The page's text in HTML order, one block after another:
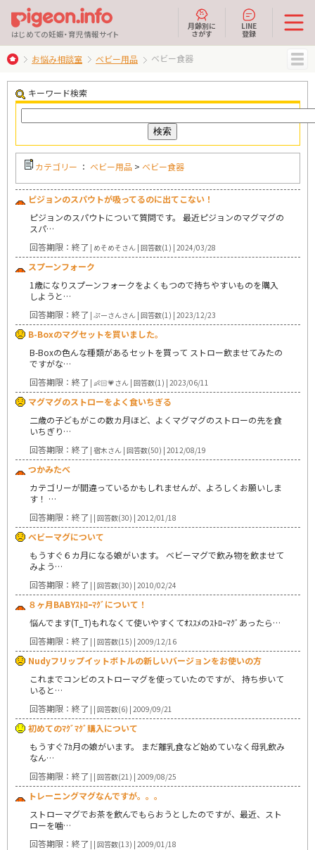
はじめての妊娠・育児情報サイト
月齢別に
さがす
LINE
登録
MENU
お悩み相談室 ベビー用品 ベビー食器
キーワード検索
カテゴリー ： ベビー用品 > ベビー食器
ピジョンのスパウトが吸ってるのに出てこない！
ピジョンのスパウトについて質問です。 最近ピジョンのマグマグの
スパ…
回答期限：終了 | めそめそさん | 回答数(1) | 2024/03/28
スプーンフォーク
1歳になりスプーンフォークをよくもつので持ちやすいものを購入
しようと…
回答期限：終了 | ぷーさんさん | 回答数(1) | 2023/12/23
B-Boxのマグセットを買いました。
B-Boxの色んな種類があるセットを買って ストロー飲ませてみたの
ですがな…
回答期限：終了 | 👶🏻💗さん | 回答数(1) | 2023/06/11
マグマグのストローをよく食いちぎる
二歳の子どもがこの数カ月ほど、よくマグマグのストローの先を食
いちぎり…
回答期限：終了 | 宿木さん | 回答数(50) | 2012/08/19
つかみたべ
カテゴリーが間違っているかもしれませんが、よろしくお願いしま
す！ …
回答期限：終了 | | 回答数(30) | 2012/01/18
ベビーマグについて
もうすぐ６カ月になる娘がいます。 ベビーマグで飲み物を飲ませて
みよう…
回答期限：終了 | | 回答数(30) | 2010/02/24
８ヶ月BABYｽﾄﾛｰﾏｸﾞについて！
悩んでます(T_T)もれなくて使いやすくてｵｽｽﾒのｽﾄﾛｰﾏｸﾞあったら…
回答期限：終了 | | 回答数(15) | 2009/12/16
Nudyフリップイットボトルの新しいバージョンをお使いの方
これまでコンビのストローマグを使っていたのですが、 持ち歩いて
いると…
回答期限：終了 | | 回答数(6) | 2009/09/21
初めてのﾏｸﾞﾏｸﾞ購入について
もうすぐ7ｶ月の娘がいます。 まだ離乳食など始めていなく母乳飲み
なん…
回答期限：終了 | | 回答数(21) | 2009/08/25
トレーニングマグなんですが。。。
ストローマグでお茶を飲んでもらおうとしたのですが、最近、スト
ローを噛…
回答期限：終了 | | 回答数(13) | 2009/01/18